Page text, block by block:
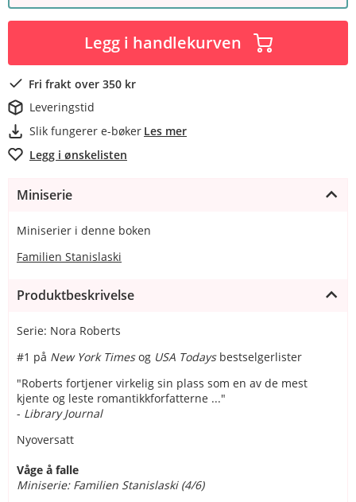
Legg i handlekurven
Fri frakt over 350 kr
Leveringstid
Slik fungerer e-bøker Les mer
Legg i ønskelisten
Miniserie
Miniserier i denne boken
Familien Stanislaski
Produktbeskrivelse
Serie: Nora Roberts
#1 på New York Timesog USA Todaysbestselgerlister
"Roberts fortjener virkelig sin plass som en av de mest
kjente og leste romantikkforfatterne ..."
- Library Journal
Nyoversatt
Våge å falle
Miniserie: Familien Stanislaski (4/6)